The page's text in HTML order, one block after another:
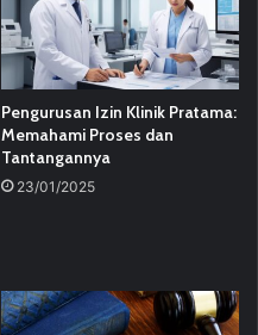
Pengurusan Izin Klinik Pratama:
Memahami Proses dan
Tantangannya
23/01/2025